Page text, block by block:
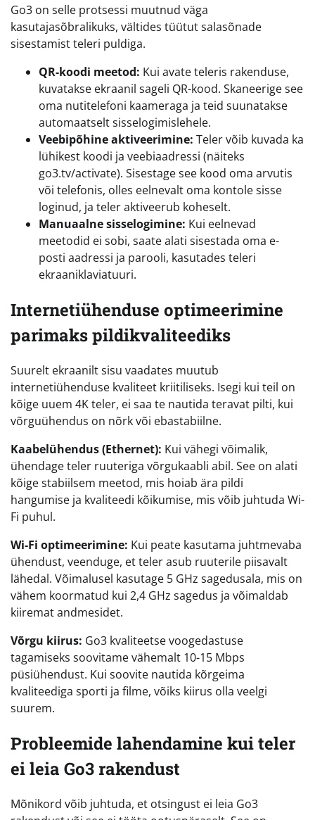
Go3 on selle protsessi muutnud väga
kasutajasõbralikuks, vältides tüütut salasõnade
sisestamist teleri puldiga.
QR-koodi meetod: Kui avate teleris rakenduse,
kuvatakse ekraanil sageli QR-kood. Skaneerige see
oma nutitelefoni kaameraga ja teid suunatakse
automaatselt sisselogimislehele.
Veebipõhine aktiveerimine: Teler võib kuvada ka
lühikest koodi ja veebiaadressi (näiteks
go3.tv/activate). Sisestage see kood oma arvutis
või telefonis, olles eelnevalt oma kontole sisse
loginud, ja teler aktiveerub koheselt.
Manuaalne sisselogimine: Kui eelnevad
meetodid ei sobi, saate alati sisestada oma e-
posti aadressi ja parooli, kasutades teleri
ekraaniklaviatuuri.
Internetiühenduse optimeerimine
parimaks pildikvaliteediks
Suurelt ekraanilt sisu vaadates muutub
internetiühenduse kvaliteet kriitiliseks. Isegi kui teil on
kõige uuem 4K teler, ei saa te nautida teravat pilti, kui
võrguühendus on nõrk või ebastabiilne.
Kaabelühendus (Ethernet): Kui vähegi võimalik,
ühendage teler ruuteriga võrgukaabli abil. See on alati
kõige stabiilsem meetod, mis hoiab ära pildi
hangumise ja kvaliteedi kõikumise, mis võib juhtuda Wi-
Fi puhul.
Wi-Fi optimeerimine: Kui peate kasutama juhtmevaba
ühendust, veenduge, et teler asub ruuterile piisavalt
lähedal. Võimalusel kasutage 5 GHz sagedusala, mis on
vähem koormatud kui 2,4 GHz sagedus ja võimaldab
kiiremat andmesidet.
Võrgu kiirus: Go3 kvaliteetse voogedastuse
tagamiseks soovitame vähemalt 10-15 Mbps
püsiühendust. Kui soovite nautida kõrgeima
kvaliteediga sporti ja filme, võiks kiirus olla veelgi
suurem.
Probleemide lahendamine kui teler
ei leia Go3 rakendust
Mõnikord võib juhtuda, et otsingust ei leia Go3